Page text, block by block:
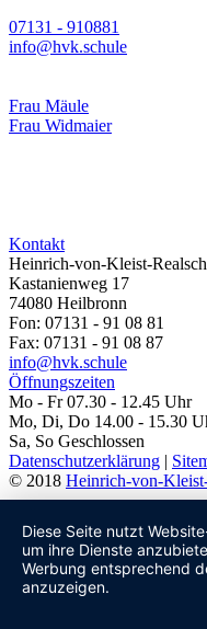
07131 - 910881
info@hvk.schule
Frau Mäule
Frau Widmaier
Kontakt
Heinrich-von-Kleist-
Kastanienweg 17
74080 Heilbronn
Fon: 07131 - 91 08 81
Fax: 07131 - 91 08 87
info@hvk.schule
Öffnungszeiten
Mo - Fr 07.30 - 12.45 Uhr
Mo, Di, Do 14.00 - 15.30
Sa, So Geschlossen
Datenschutzerklärung |
© 2018 Heinrich-von-
Diese Seite nutzt
um ihre Dienste
Werbung entsprechend
anzuzeigen.